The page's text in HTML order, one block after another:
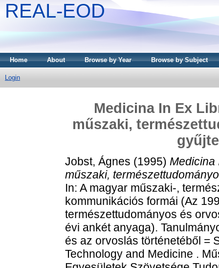
REAL-EOD
Home About Browse by Year Browse by Subject
Login
Medicina In Ex
műszaki,
Jobst, Ágnes (1995) Medicina
műszaki,
In: A magyar műszaki-,
kommunikációs formái (Az
természettudományos és
évi ankét anyaga).
és az orvoslás történetéből =
Technology and Medicine .